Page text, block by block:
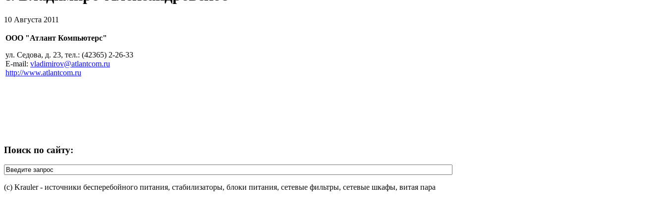
10 Августа 2011
ООО "Атлант Компьютерс"
ул. Седова, д. 23, тел.: (42365) 2-26-33
E-mail: vladimirov@atlantcom.ru
http://www.atlantcom.ru
Поиск по сайту:
(c) Krauler - источники бесперебойного питания, стабилизаторы, блоки питания, сетевые фильтры, сетевые шкафы, витая пара